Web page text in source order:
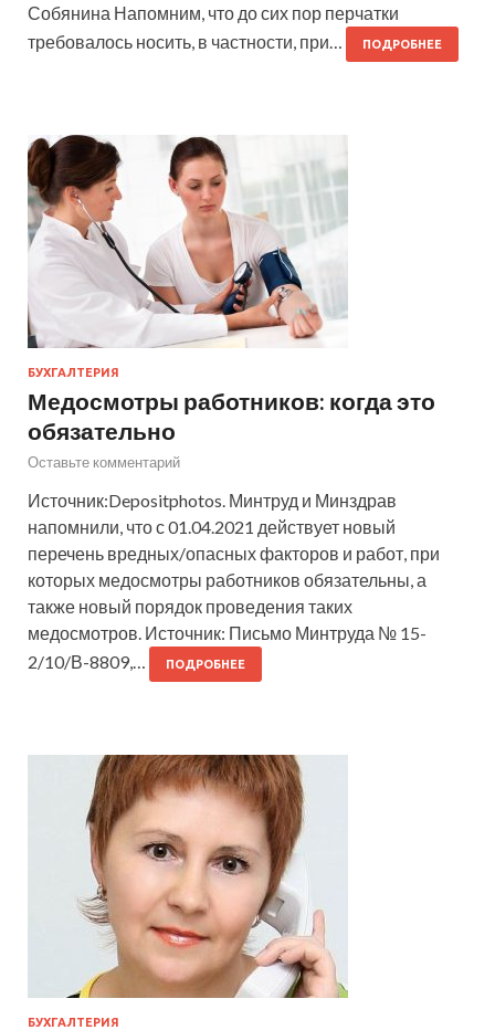
Собянина Напомним, что до сих пор перчатки
требовалось носить, в частности, при…
ПОДРОБНЕЕ
БУХГАЛТЕРИЯ
Медосмотры работников: когда это
обязательно
Оставьте комментарий
Источник:Depositphotos. Минтруд и Минздрав
напомнили, что с 01.04.2021 действует новый
перечень вредных/опасных факторов и работ, при
которых медосмотры работников обязательны, а
также новый порядок проведения таких
медосмотров. Источник: Письмо Минтруда № 15-
2/10/В-8809,…
ПОДРОБНЕЕ
БУХГАЛТЕРИЯ